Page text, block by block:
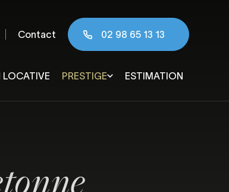
Contact 02 98 65 13 13
LOCATIVE PRESTIGE ESTIMATION